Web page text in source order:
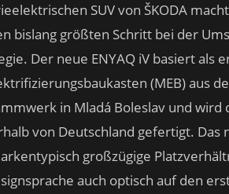
SUV von ŠKODA
bislang größten Schritt bei der
Der neue ENYAQ iV basiert als
(MEB) aus
in Mladá Boleslav und wird
von Deutschland gefertigt. Das
großzügige
auch optisch auf den